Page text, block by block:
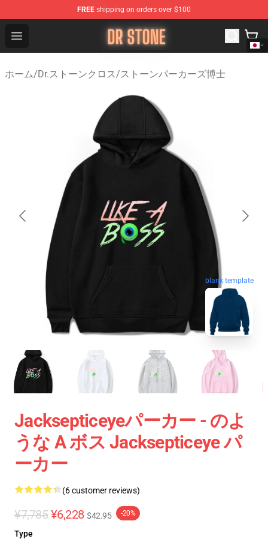
FREE shipping on orders over $100
Open menu
Dr Stone Store - Official Dr Stone Merchandise Shop
ホーム/Dr.ストーンクロス/ストーンパーカーズ博士
blank template
Jacksepticeyeパーカー - のよ
うな A ボス Jacksepticeye パ
ーカー
(6 customer reviews)
¥7,785 ¥6,228 $42.95 -20%
Type